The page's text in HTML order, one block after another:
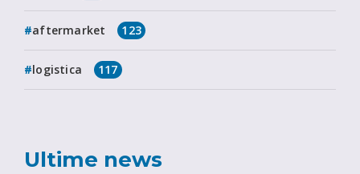
aftermarket 123
logistica 117
Ultime news